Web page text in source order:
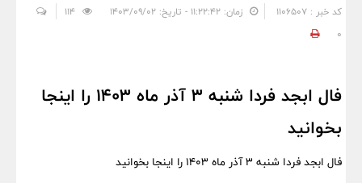
کد خبر : 1106507 زمان: ۱۱:۲۲:۴۲ - تاریخ: ۱۴۰۳/۰۹/۰۲
0
فال ابجد فردا شنبه 3 آذر ماه 1403 را اینجا
بخوانید
فال ابجد فردا شنبه 3 آذر ماه 1403 را اینجا بخوانید